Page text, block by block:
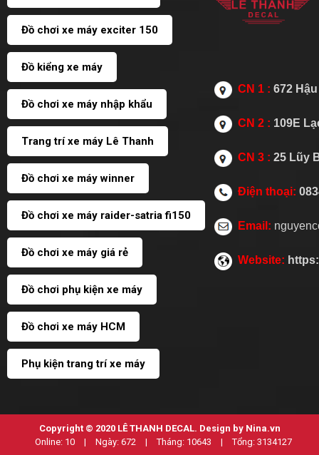
Đồ chơi xe máy exciter 150
Đồ kiểng xe máy
Đồ chơi xe máy nhập khẩu
Trang trí xe máy Lê Thanh
Đồ chơi xe máy winner
Đồ chơi xe máy raider-satria fi150
Đồ chơi xe máy giá rẻ
Đồ chơi phụ kiện xe máy
Đồ chơi xe máy HCM
Phụ kiện trang trí xe máy
CN 1 :672
CN 2 : 109E
CN 3 : 25 Lũy
Điện thoại:
Email:
Website:
Copyright © 2020 LÊ THANH DECAL. Design by Nina.vn
Online: 10 | Ngày: 672 | Tháng: 10643 | Tổng: 3134127